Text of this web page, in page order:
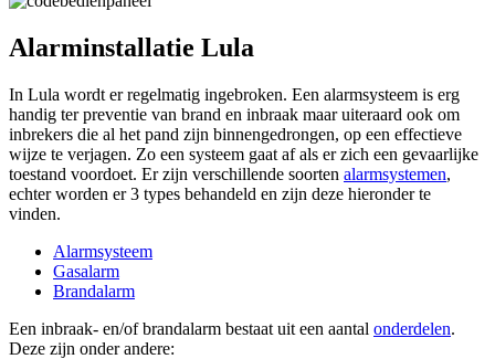
Alarminstallatie Lula
In Lula wordt er regelmatig ingebroken. Een alarmsysteem is erg
handig ter preventie van brand en inbraak maar uiteraard ook om
inbrekers die al het pand zijn binnengedrongen, op een effectieve
wijze te verjagen. Zo een systeem gaat af als er zich een gevaarlijke
toestand voordoet. Er zijn verschillende soorten alarmsystemen,
echter worden er 3 types behandeld en zijn deze hieronder te
vinden.
Alarmsysteem
Gasalarm
Brandalarm
Een inbraak- en/of brandalarm bestaat uit een aantal onderdelen.
Deze zijn onder andere: